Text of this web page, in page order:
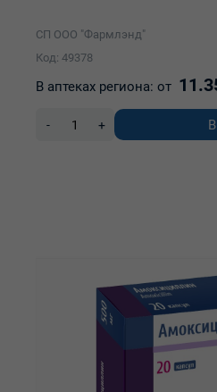
СП ООО "Фармлэнд"
Код: 49378
В аптеках региона: от
- +